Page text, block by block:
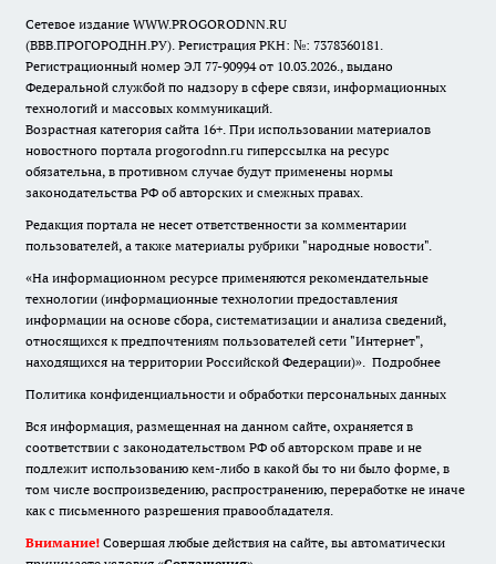
Сетевое издание WWW.PROGORODNN.RU
(ВВВ.ПРОГОРОДНН.РУ). Регистрация РКН: №: 7378360181.
Регистрационный номер ЭЛ 77-90994 от 10.03.2026., выдано
Федеральной службой по надзору в сфере связи, информационных
технологий и массовых коммуникаций.
Возрастная категория сайта 16+. При использовании материалов
новостного портала progorodnn.ru гиперссылка на ресурс
обязательна, в противном случае будут применены нормы
законодательства РФ об авторских и смежных правах.
Редакция портала не несет ответственности за комментарии
пользователей, а также материалы рубрики "народные новости".
«На информационном ресурсе применяются рекомендательные
технологии (информационные технологии предоставления
информации на основе сбора, систематизации и анализа сведений,
относящихся к предпочтениям пользователей сети "Интернет",
находящихся на территории Российской Федерации)». Подробнее
Политика конфиденциальности и обработки персональных данных
Вся информация, размещенная на данном сайте, охраняется в
соответствии с законодательством РФ об авторском праве и не
подлежит использованию кем-либо в какой бы то ни было форме, в
том числе воспроизведению, распространению, переработке не иначе
как с письменного разрешения правообладателя.
Внимание! Совершая любые действия на сайте, вы автоматически